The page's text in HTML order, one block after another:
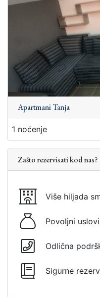
Apartmani Tanja
1 noćenje
Zašto rezervisati kod nas?
Više hiljada
Povoljni
Odlična
Sigurne